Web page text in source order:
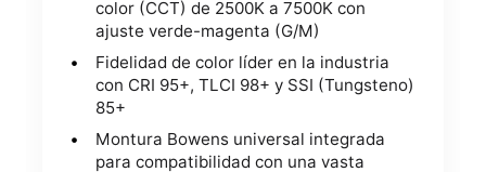
color (CCT) de 2500K a 7500K con
ajuste verde-magenta (G/M)
Fidelidad de color líder en la industria
con CRI 95+, TLCI 98+ y SSI (Tungsteno)
85+
Montura Bowens universal integrada
para compatibilidad con una vasta